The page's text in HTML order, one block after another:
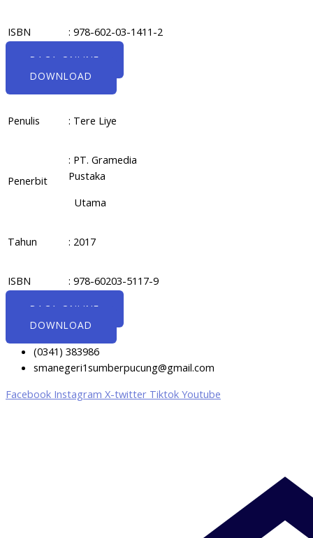
ISBN : 978-602-03-1411-2
BACA ONLINE
DOWNLOAD
Penulis : Tere Liye
Penerbit
: PT. Gramedia
Pustaka
Utama
Tahun : 2017
ISBN : 978-60203-5117-9
BACA ONLINE
DOWNLOAD
(0341) 383986
smanegeri1sumberpucung@gmail.com
Facebook Instagram X-twitter Tiktok Youtube